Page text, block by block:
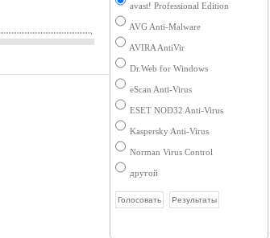
avast! Professional Edition
AVG Anti-Malware
AVIRA AntiVir
Dr.Web for Windows
eScan Anti-Virus
ESET NOD32 Anti-Virus
Kaspersky Anti-Virus
Norman Virus Control
другой